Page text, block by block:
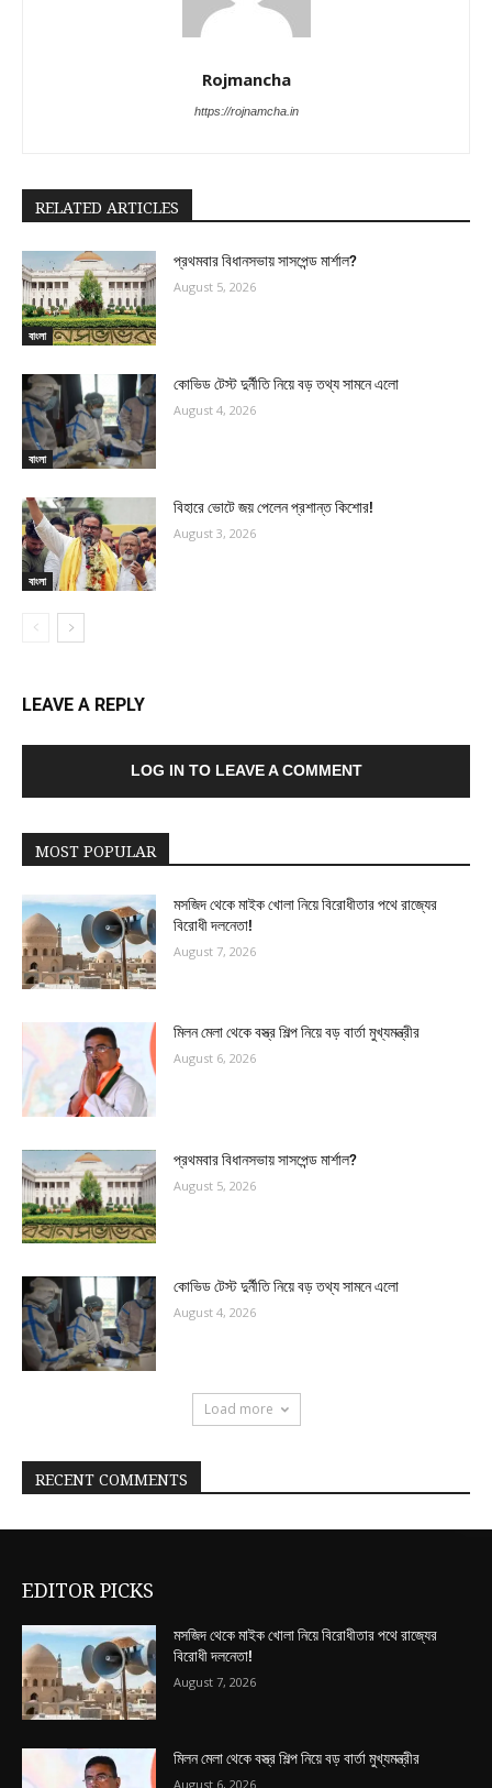
Rojmancha
https://rojnamcha.in
RELATED ARTICLES
বাংলা
প্রথমবার বিধানসভায় সাসপেন্ড মার্শাল?
August 5, 2026
বাংলা
কোভিড টেস্ট দুর্নীতি নিয়ে বড় তথ্য সামনে এলো
August 4, 2026
বাংলা
বিহারে ভোটে জয় পেলেন প্রশান্ত কিশোর!
August 3, 2026
LEAVE A REPLY
LOG IN TO LEAVE A COMMENT
MOST POPULAR
মসজিদ থেকে মাইক খোলা নিয়ে বিরোধীতার পথে রাজ্যের
বিরোধী দলনেতা!
August 7, 2026
মিলন মেলা থেকে বস্ত্র শিল্প নিয়ে বড় বার্তা মুখ্যমন্ত্রীর
August 6, 2026
প্রথমবার বিধানসভায় সাসপেন্ড মার্শাল?
August 5, 2026
কোভিড টেস্ট দুর্নীতি নিয়ে বড় তথ্য সামনে এলো
August 4, 2026
Load more
RECENT COMMENTS
EDITOR PICKS
মসজিদ থেকে মাইক খোলা নিয়ে বিরোধীতার পথে রাজ্যের
বিরোধী দলনেতা!
August 7, 2026
মিলন মেলা থেকে বস্ত্র শিল্প নিয়ে বড় বার্তা মুখ্যমন্ত্রীর
August 6, 2026